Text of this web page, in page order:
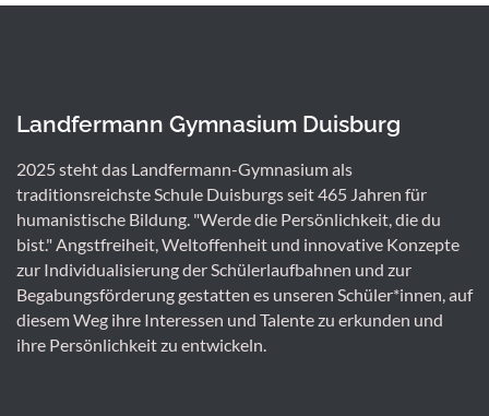
Landfermann Gymnasium Duisburg
2025 steht das Landfermann-Gymnasium als
traditionsreichste Schule Duisburgs seit 465 Jahren für
humanistische Bildung. "Werde die Persönlichkeit, die du
bist." Angstfreiheit, Weltoffenheit und innovative Konzepte
zur Individualisierung der Schülerlaufbahnen und zur
Begabungsförderung gestatten es unseren Schüler*innen, auf
diesem Weg ihre Interessen und Talente zu erkunden und
ihre Persönlichkeit zu entwickeln.